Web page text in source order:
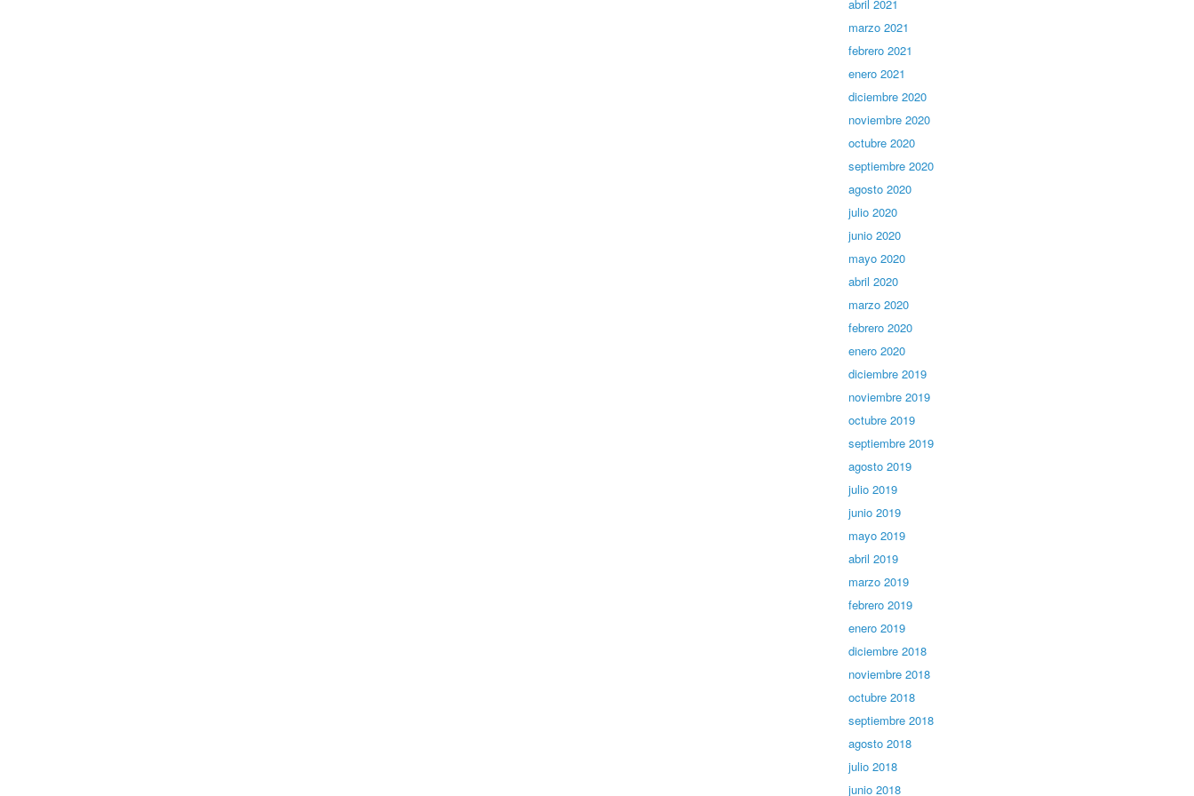
abril 2021
marzo 2021
febrero 2021
enero 2021
diciembre 2020
noviembre 2020
octubre 2020
septiembre 2020
agosto 2020
julio 2020
junio 2020
mayo 2020
abril 2020
marzo 2020
febrero 2020
enero 2020
diciembre 2019
noviembre 2019
octubre 2019
septiembre 2019
agosto 2019
julio 2019
junio 2019
mayo 2019
abril 2019
marzo 2019
febrero 2019
enero 2019
diciembre 2018
noviembre 2018
octubre 2018
septiembre 2018
agosto 2018
julio 2018
junio 2018